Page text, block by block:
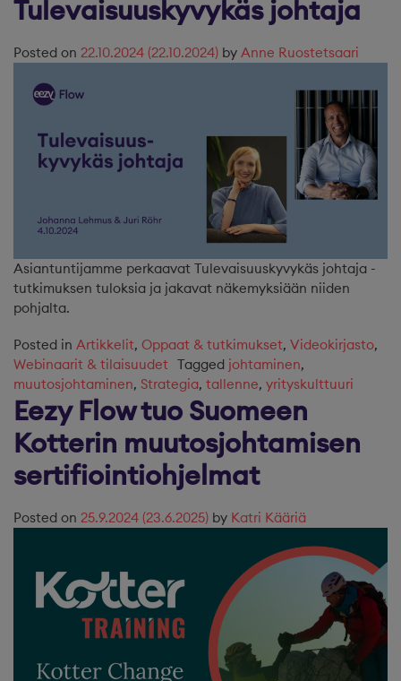
Tulevaisuuskyvykäs johtaja
Posted on 22.10.2024 (22.10.2024) by Anne Ruostetsaari
Asiantuntijamme perkaavat Tulevaisuuskyvykäs johtaja -
tutkimuksen tuloksia ja jakavat näkemyksiään niiden
pohjalta.
Posted in Artikkelit, Oppaat & tutkimukset, Videokirjasto,
Webinaarit & tilaisuudet Tagged johtaminen,
muutosjohtaminen, Strategia, tallenne, yrityskulttuuri
Eezy Flow tuo Suomeen
Kotterin muutosjohtamisen
sertifiointiohjelmat
Posted on 25.9.2024 (23.6.2025) by Katri Kääriä